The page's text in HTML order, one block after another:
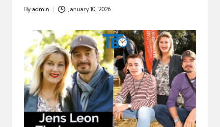
Posted
By admin January 10, 2026